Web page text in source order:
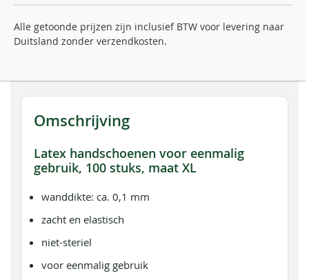
Alle getoonde prijzen zijn inclusief BTW voor levering naar
Duitsland zonder verzendkosten.
Omschrijving
Latex handschoenen voor eenmalig
gebruik, 100 stuks, maat XL
wanddikte: ca. 0,1 mm
zacht en elastisch
niet-steriel
voor eenmalig gebruik